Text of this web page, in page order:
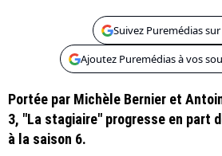
Suivez Puremédias
Ajoutez Puremédias à vos
Portée par Michèle Bernier et
3, "La stagiaire" progresse en part
à la saison 6.